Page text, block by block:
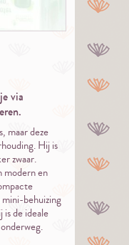
via
maar deze
Hij is
zwaar.
modern en
behuizing
de ideale